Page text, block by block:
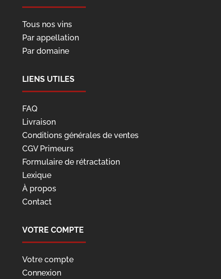
Tous nos vins
Par appellation
Par domaine
LIENS UTILES
FAQ
Livraison
Conditions générales de ventes
CGV Primeurs
Formulaire de rétractation
Lexique
À propos
Contact
VOTRE COMPTE
Votre compte
Connexion